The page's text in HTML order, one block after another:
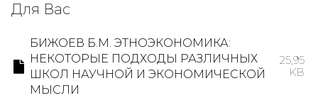
Для Вас
БИЖОЕВ Б.М. ЭТНОЭКОНОМИКА:
НЕКОТОРЫЕ ПОДХОДЫ РАЗЛИЧНЫХ
ШКОЛ НАУЧНОЙ И ЭКОНОМИЧЕСКОЙ
МЫСЛИ
25,95
KB